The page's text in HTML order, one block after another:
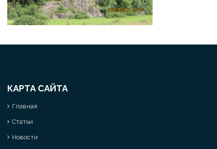
КАРТА САЙТА
Главная
Статьи
Новости